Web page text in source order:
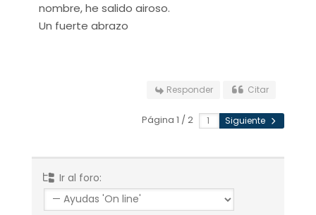
nombre, he salido airoso.
Un fuerte abrazo
Responder Citar
Página 1 / 2 Siguiente
Ir al foro: